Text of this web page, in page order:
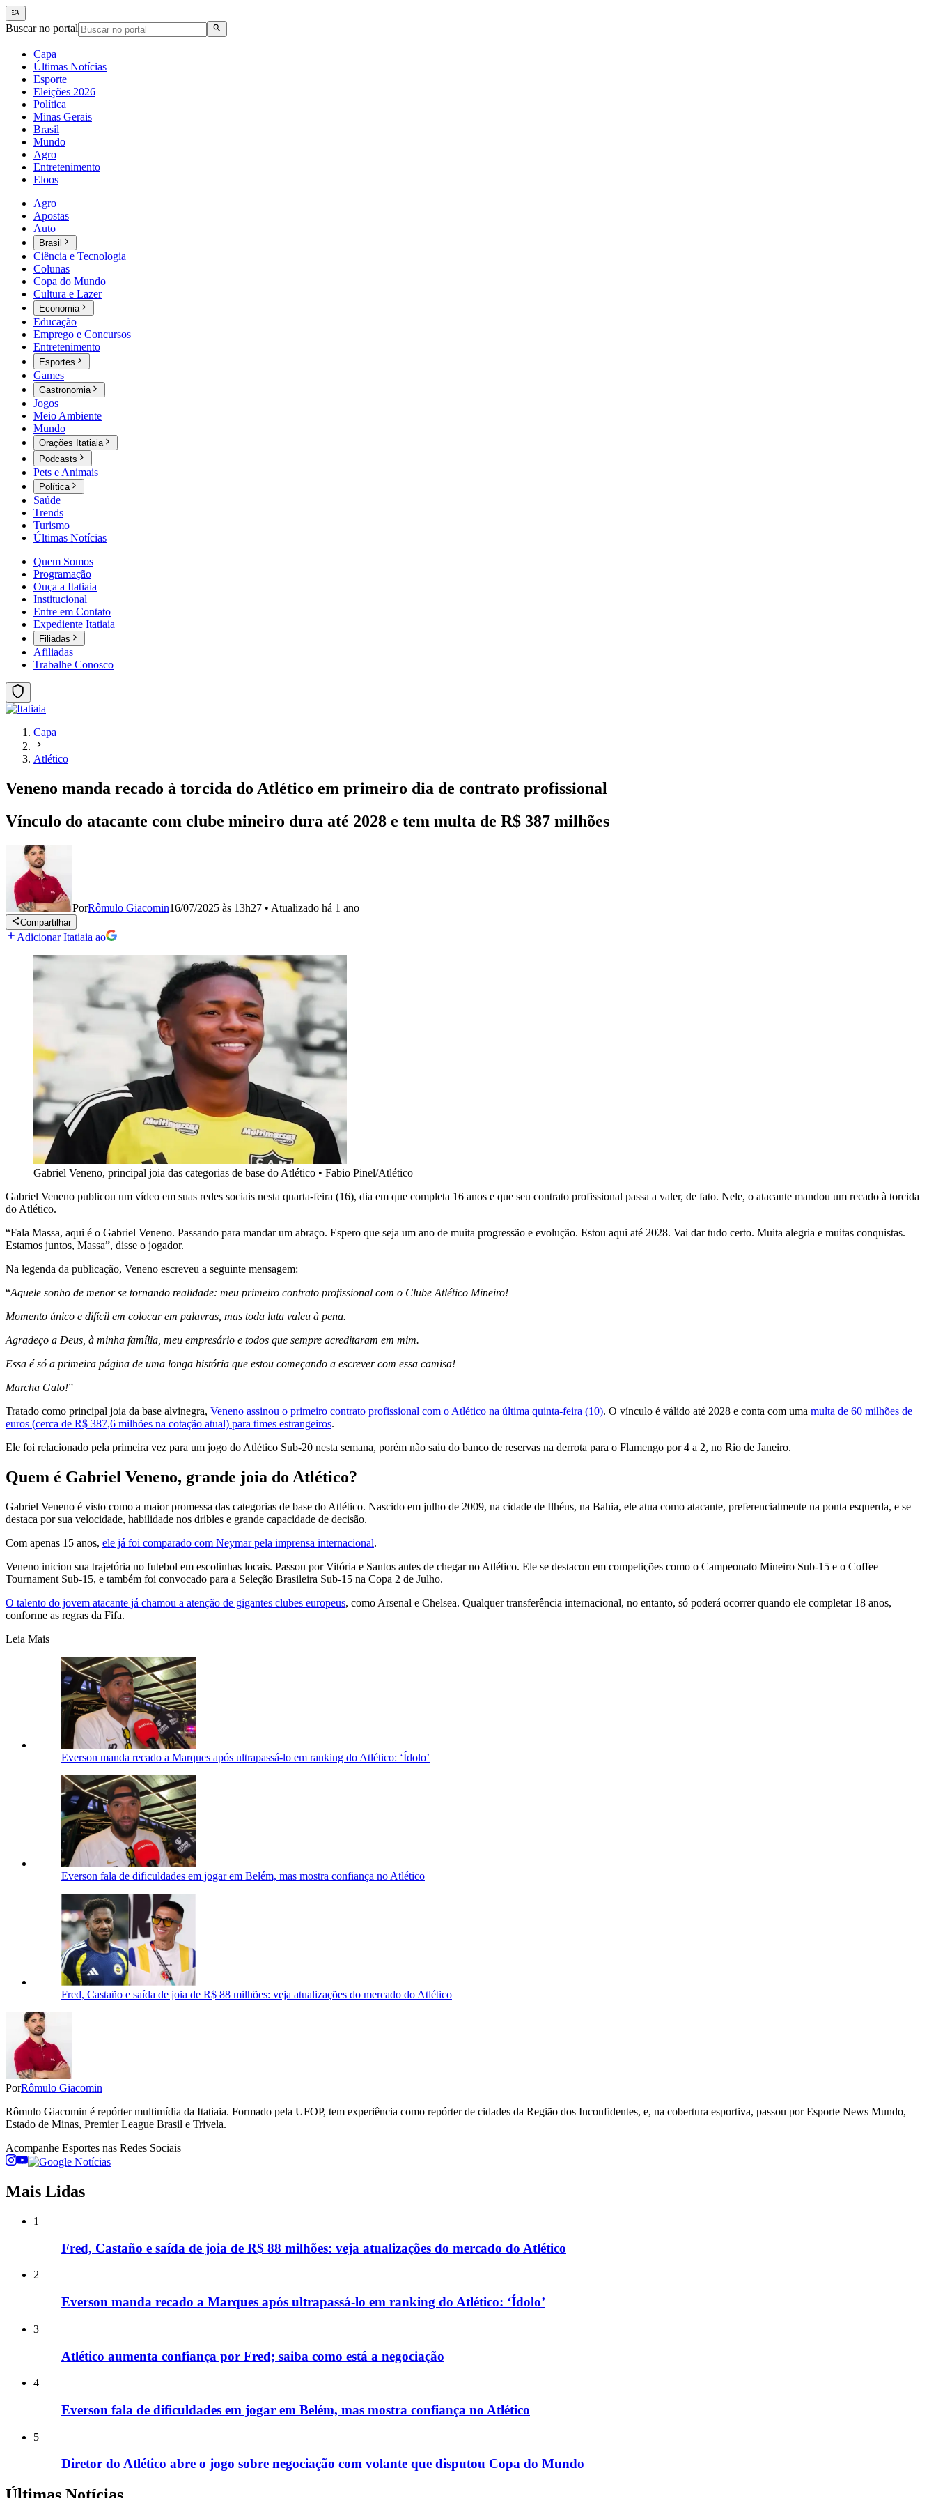
Buscar no portal
Capa
Últimas Notícias
Esporte
Eleições 2026
Política
Minas Gerais
Brasil
Mundo
Agro
Entretenimento
Eloos
Agro
Apostas
Auto
Brasil
Ciência e Tecnologia
Colunas
Copa do Mundo
Cultura e Lazer
Economia
Educação
Emprego e Concursos
Entretenimento
Esportes
Games
Gastronomia
Jogos
Meio Ambiente
Mundo
Orações Itatiaia
Podcasts
Pets e Animais
Política
Saúde
Trends
Turismo
Últimas Notícias
Quem Somos
Programação
Ouça a Itatiaia
Institucional
Entre em Contato
Expediente Itatiaia
Filiadas
Afiliadas
Trabalhe Conosco
Capa
Atlético
Veneno manda recado à torcida do Atlético em primeiro dia de contrato profissional
Vínculo do atacante com clube mineiro dura até 2028 e tem multa de R$ 387 milhões
PorRômulo Giacomin16/07/2025 às 13h27 • Atualizado há 1 ano
Compartilhar
Adicionar Itatiaia ao
Gabriel Veneno, principal joia das categorias de base do Atlético • Fabio Pinel/Atlético
Gabriel Veneno publicou um vídeo em suas redes sociais nesta quarta-feira (16), dia em que completa 16 anos e que seu contrato profissional passa a valer, de fato. Nele, o atacante mandou um recado à torcida
do Atlético.
“Fala Massa, aqui é o Gabriel Veneno. Passando para mandar um abraço. Espero que seja um ano de muita progressão e evolução. Estou aqui até 2028. Vai dar tudo certo. Muita alegria e muitas conquistas.
Estamos juntos, Massa”, disse o jogador.
Na legenda da publicação, Veneno escreveu a seguinte mensagem:
“Aquele sonho de menor se tornando realidade: meu primeiro contrato profissional com o Clube Atlético Mineiro!
Momento único e difícil em colocar em palavras, mas toda luta valeu à pena.
Agradeço a Deus, à minha família, meu empresário e todos que sempre acreditaram em mim.
Essa é só a primeira página de uma longa história que estou começando a escrever com essa camisa!
Marcha Galo!”
Tratado como principal joia da base alvinegra, Veneno assinou o primeiro contrato profissional com o Atlético na última quinta-feira (10). O vínculo é válido até 2028 e conta com uma multa de 60 milhões de
euros (cerca de R$ 387,6 milhões na cotação atual) para times estrangeiros.
Ele foi relacionado pela primeira vez para um jogo do Atlético Sub-20 nesta semana, porém não saiu do banco de reservas na derrota para o Flamengo por 4 a 2, no Rio de Janeiro.
Quem é Gabriel Veneno, grande joia do Atlético?
Gabriel Veneno é visto como a maior promessa das categorias de base do Atlético. Nascido em julho de 2009, na cidade de Ilhéus, na Bahia, ele atua como atacante, preferencialmente na ponta esquerda, e se
destaca por sua velocidade, habilidade nos dribles e grande capacidade de decisão.
Com apenas 15 anos, ele já foi comparado com Neymar pela imprensa internacional.
Veneno iniciou sua trajetória no futebol em escolinhas locais. Passou por Vitória e Santos antes de chegar no Atlético. Ele se destacou em competições como o Campeonato Mineiro Sub-15 e o Coffee
Tournament Sub-15, e também foi convocado para a Seleção Brasileira Sub-15 na Copa 2 de Julho.
O talento do jovem atacante já chamou a atenção de gigantes clubes europeus, como Arsenal e Chelsea. Qualquer transferência internacional, no entanto, só poderá ocorrer quando ele completar 18 anos,
conforme as regras da Fifa.
Leia Mais
Everson manda recado a Marques após ultrapassá-lo em ranking do Atlético: ‘Ídolo’
Everson fala de dificuldades em jogar em Belém, mas mostra confiança no Atlético
Fred, Castaño e saída de joia de R$ 88 milhões: veja atualizações do mercado do Atlético
PorRômulo Giacomin
Rômulo Giacomin é repórter multimídia da Itatiaia. Formado pela UFOP, tem experiência como repórter de cidades da Região dos Inconfidentes, e, na cobertura esportiva, passou por Esporte News Mundo,
Estado de Minas, Premier League Brasil e Trivela.
Acompanhe Esportes nas Redes Sociais
Mais Lidas
1
Fred, Castaño e saída de joia de R$ 88 milhões: veja atualizações do mercado do Atlético
2
Everson manda recado a Marques após ultrapassá-lo em ranking do Atlético: ‘Ídolo’
3
Atlético aumenta confiança por Fred; saiba como está a negociação
4
Everson fala de dificuldades em jogar em Belém, mas mostra confiança no Atlético
5
Diretor do Atlético abre o jogo sobre negociação com volante que disputou Copa do Mundo